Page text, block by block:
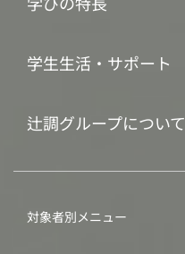
学生生活・サポート
辻調グループについて
対象者別メニュー